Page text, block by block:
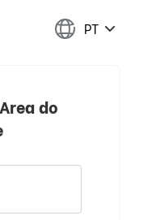
PT
do